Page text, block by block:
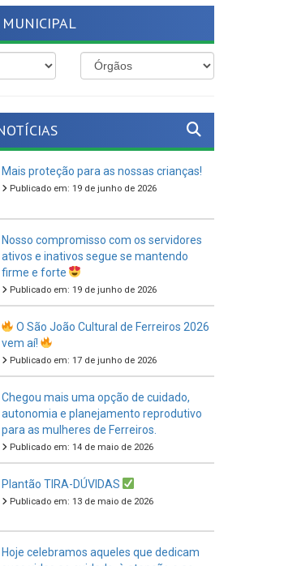
Mais proteção para as nossas crianças!
firme e forte
Publicado em: 19 de junho de 2026
Publicado em: 17 de junho de 2026
para as mulheres de Ferreiros.
Publicado em: 14 de maio de 2026
Publicado em: 13 de maio de 2026
amor ao próximo.